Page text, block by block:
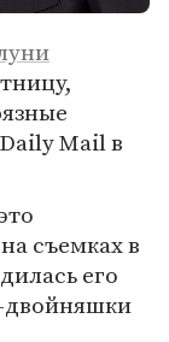
Mail в
съемках в
его
двойняшки